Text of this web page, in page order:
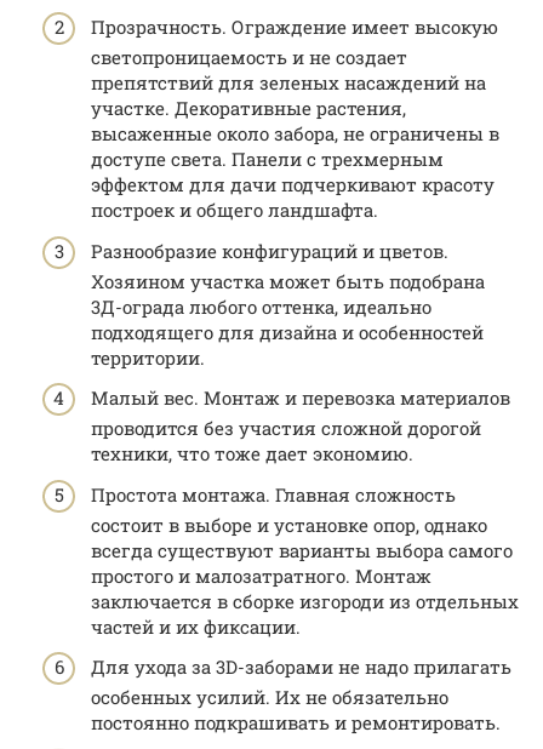
Прозрачность. Ограждение имеет высокую
светопроницаемость и не создает
препятствий для зеленых насаждений на
участке. Декоративные растения,
высаженные около забора, не ограничены в
доступе света. Панели с трехмерным
эффектом для дачи подчеркивают красоту
построек и общего ландшафта.
Разнообразие конфигураций и цветов.
Хозяином участка может быть подобрана
3Д-ограда любого оттенка, идеально
подходящего для дизайна и особенностей
территории.
Малый вес. Монтаж и перевозка материалов
проводится без участия сложной дорогой
техники, что тоже дает экономию.
Простота монтажа. Главная сложность
состоит в выборе и установке опор, однако
всегда существуют варианты выбора самого
простого и малозатратного. Монтаж
заключается в сборке изгороди из отдельных
частей и их фиксации.
Для ухода за 3D-заборами не надо прилагать
особенных усилий. Их не обязательно
постоянно подкрашивать и ремонтировать.